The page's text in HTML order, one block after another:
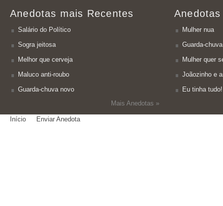
Anedotas mais Recentes
Salário do Político
Sogra jeitosa
Melhor que cerveja
Maluco anti-roubo
Guarda-chuva novo
Mais Anedotas »
Mulher nua
Guarda-
Mulher quer
Joãozinho e
Eu tinha tudo!
Início Enviar Anedota